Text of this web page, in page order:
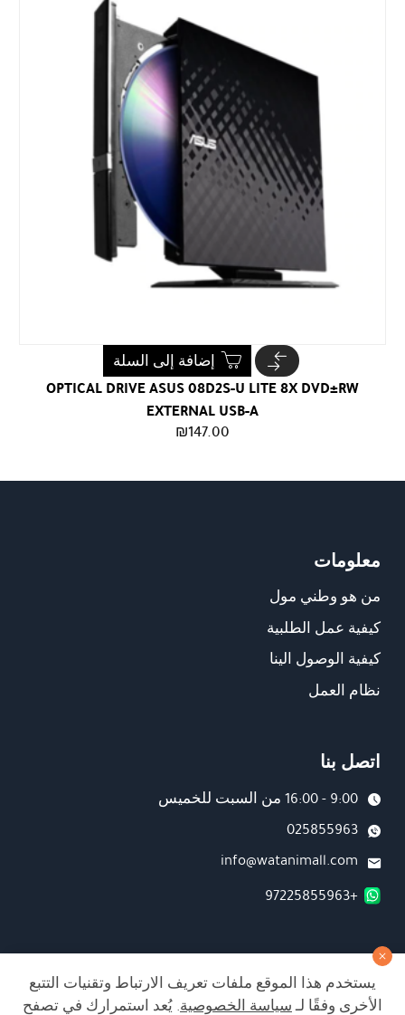
OPTICAL DRIVE ASUS 08D2S-U LITE 8X DVD±RW
EXTERNAL USB-A
₪147.00
إضافة إلى السلة
معلومات
من هو وطني مول
كيفية عمل الطلبية
كيفية الوصول الينا
نظام العمل
اتصل بنا
9:00 - 16:00 من السبت للخميس
025855963
info@watanimall.com
+97225855963
فروع
تابعونا على صفحة الفيسبوك
يستخدم هذا الموقع ملفات تعريف الارتباط وتقنيات التتبع
الأخرى وفقًا لـسياسة الخصوصية. يُعد استمرارك في تصفح